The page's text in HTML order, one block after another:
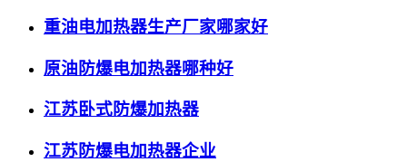
重油电加热器生产厂家哪家好
原油防爆电加热器哪种好
江苏卧式防爆加热器
江苏防爆电加热器企业